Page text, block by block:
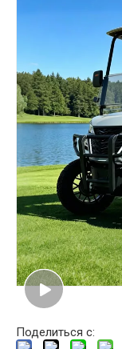
Поделиться с: